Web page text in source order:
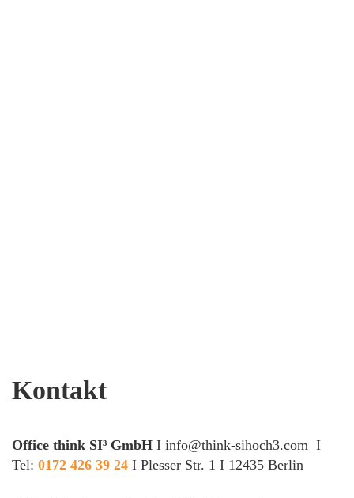
Kontakt
Office think SI³ GmbH I info@think-sihoch3.com I
Tel: 0172 426 39 24 I Plesser Str. 1 I 12435 Berlin